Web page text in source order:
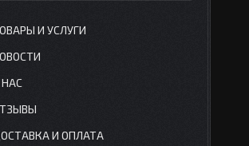
И УСЛУГИ
И ОПЛАТА